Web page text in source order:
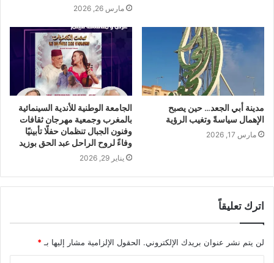
مارس 26, 2026
مدينة أبي الجعد… حين يصبح
الإهمال سياسةً وتغيب الرؤية
مارس 17, 2026
الجامعة الوطنية للأندية السينمائية
بالمغرب وجمعية مهرجان ثقافات
وفنون الجبال تنظمان حفلًا تأبينيًا
وفاءً لروح الراحل عبد الحق بوزيد
يناير 29, 2026
اترك تعليقاً
لن يتم نشر عنوان بريدك الإلكتروني. الحقول الإلزامية مشار إليها بـ *